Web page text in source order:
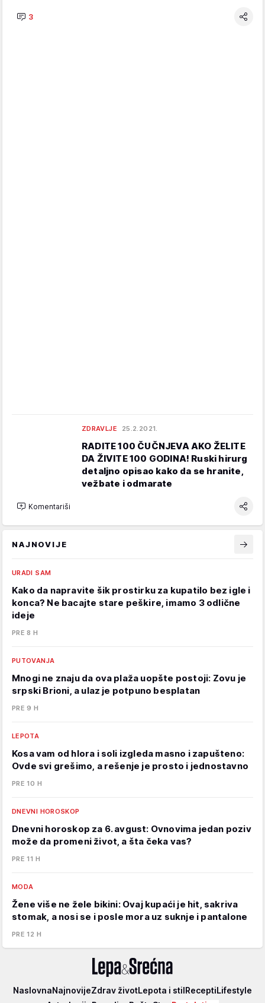
3
ZDRAVLJE 25.2.2021.
RADITE 100 ČUČNJEVA AKO ŽELITE
DA ŽIVITE 100 GODINA! Ruski hirurg
detaljno opisao kako da se hranite,
vežbate i odmarate
Komentariši
NAJNOVIJE
URADI SAM
Kako da napravite šik prostirku za kupatilo bez igle i
konca? Ne bacajte stare peškire, imamo 3 odlične
ideje
PRE 8 H
PUTOVANJA
Mnogi ne znaju da ova plaža uopšte postoji: Zovu je
srpski Brioni, a ulaz je potpuno besplatan
PRE 9 H
LEPOTA
Kosa vam od hlora i soli izgleda masno i zapušteno:
Ovde svi grešimo, a rešenje je prosto i jednostavno
PRE 10 H
DNEVNI HOROSKOP
Dnevni horoskop za 6. avgust: Ovnovima jedan poziv
može da promeni život, a šta čeka vas?
PRE 11 H
MODA
Žene više ne žele bikini: Ovaj kupaći je hit, sakriva
stomak, a nosi se i posle mora uz suknje i pantalone
PRE 12 H
Lepa
NaslovnaNajnovijeZdrav životLepota i stilReceptiLifestyle